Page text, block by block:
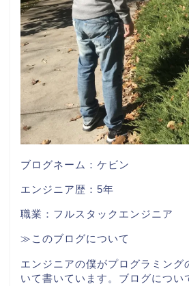
ブログネーム：ケビン
エンジニア歴：5年
職業：フルスタックエンジニア
≫このブログについて
エンジニアの僕がプログラミング
いて書いています。ブログについ